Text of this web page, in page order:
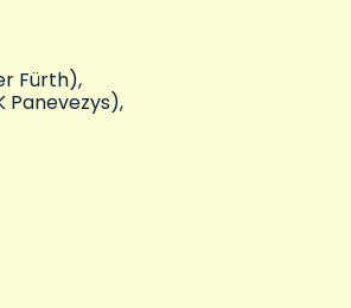
Fürth),
Panevezys),